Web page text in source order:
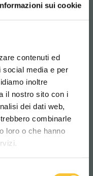
sui cookie
contenuti ed
social media e per
inoltre
il nostro sito con i
dei dati web,
combinarle
loro o che hanno
trovi e la tua
di